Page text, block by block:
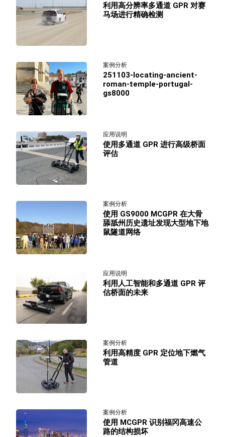
利用高分辨率多通道 GPR 对赛
马场进行精确检测
案例分析
251103-locating-ancient-
roman-temple-portugal-
gs8000
应用说明
使用多通道 GPR 进行高级桥面
评估
案例分析
使用 GS9000 MCGPR 在大骨
舔舐州历史遗址发现大型地下地
鼠隧道网络
应用说明
利用人工智能和多通道 GPR 评
估桥面的未来
案例分析
利用高精度 GPR 定位地下燃气
管道
案例分析
使用 MCGPR 识别福冈高速公
路的结构损坏